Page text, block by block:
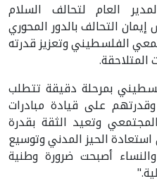
العام لتحالف السلام
التحالف بالدور المحوري
الفلسطيني وتعزيز قدرته
بمرحلة دقيقة تتطلب
على قيادة مبادرات
المجتمعي وتعيد الثقة بقدرة
استعادة الحيز المدني وتوسيع
أصبحت ضرورة وطنية